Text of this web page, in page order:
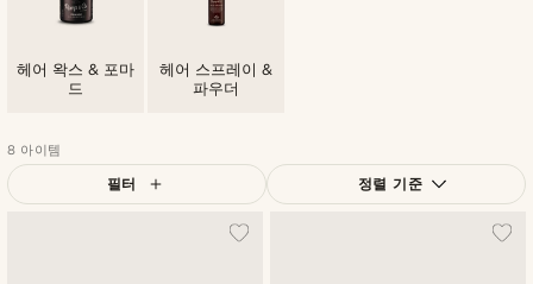
헤어 왁스 & 포마
드
헤어 스프레이 &
파우더
8 아이템
필터 정렬 기준